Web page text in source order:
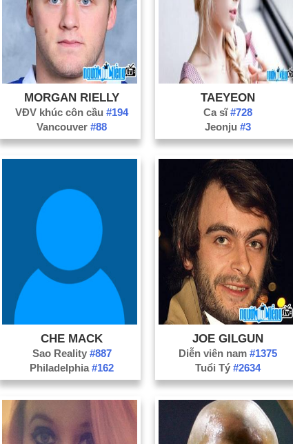
MORGAN RIELLY
VĐV khúc côn cầu#194
Vancouver#88
TAEYEON
Ca sĩ#728
Jeonju#3
CHE MACK
Sao Reality #887
Philadelphia#162
JOE GILGUN
Diễn viên nam#1375
Tuổi Tý#2634